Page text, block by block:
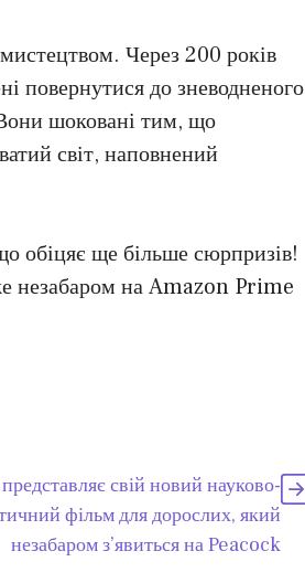
Через 200 років
повернутися до зневодненого
шоковані тим, що
світ, наповнений
обіцяє ще більше сюрпризів!
незабаром на Amazon Prime
свій новий науково-
фільм для дорослих, який
незабаром з’явиться на Peacock